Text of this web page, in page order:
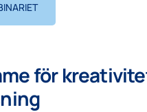
för